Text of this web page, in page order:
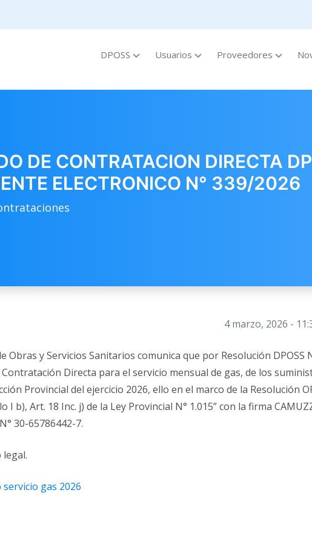
DPOSS Usuarios Proveedores
DE CONTRATACION DIRECTA
ELECTRONICO N° 339/2026
4 marzo, 2026 -
Obras y Servicios Sanitarios comunica que por Resolución DPOSS
Directa para el servicio mensual de gas, de los
Provincial del ejercicio 2026, ello en el marco de la Resolución
I b), Art. 18 Inc. j) de la Ley Provincial N° 1.015” con la firma
30-65786442-7.
gas 2026